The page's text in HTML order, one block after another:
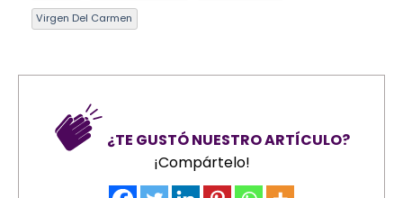
Virgen Del Carmen
¿TE GUSTÓ NUESTRO ARTÍCULO?
¡Compártelo!